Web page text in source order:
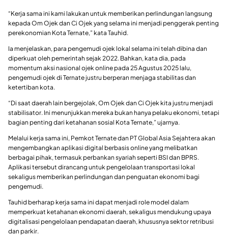
“Kerja sama ini kami lakukan untuk memberikan perlindungan langsung
kepada Om Ojek dan Ci Ojek yang selama ini menjadi penggerak penting
perekonomian Kota Ternate,” kata Tauhid.
Ia menjelaskan, para pengemudi ojek lokal selama ini telah dibina dan
diperkuat oleh pemerintah sejak 2022. Bahkan, kata dia, pada
momentum aksi nasional ojek online pada 25 Agustus 2025 lalu,
pengemudi ojek di Ternate justru berperan menjaga stabilitas dan
ketertiban kota.
“Di saat daerah lain bergejolak, Om Ojek dan Ci Ojek kita justru menjadi
stabilisator. Ini menunjukkan mereka bukan hanya pelaku ekonomi, tetapi
bagian penting dari ketahanan sosial Kota Ternate,” ujarnya.
Melalui kerja sama ini, Pemkot Ternate dan PT Global Asia Sejahtera akan
mengembangkan aplikasi digital berbasis online yang melibatkan
berbagai pihak, termasuk perbankan syariah seperti BSI dan BPRS.
Aplikasi tersebut dirancang untuk pengelolaan transportasi lokal
sekaligus memberikan perlindungan dan penguatan ekonomi bagi
pengemudi.
Tauhid berharap kerja sama ini dapat menjadi role model dalam
memperkuat ketahanan ekonomi daerah, sekaligus mendukung upaya
digitalisasi pengelolaan pendapatan daerah, khususnya sektor retribusi
dan parkir.